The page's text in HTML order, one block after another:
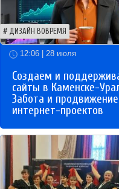
ДИЗАЙН ВОВРЕМЯ
12:06 | 28 июля
Создаем и
сайты в Каменске-
Забота и
интернет-проектов